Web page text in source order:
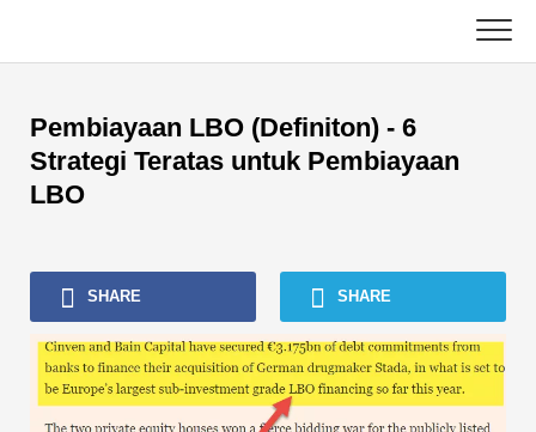
content
Tutorial Perakaunan
Tutorial Pengurusan Aset
Excel, VBA & Power BI
Tutorial Perbankan Pelaburan
Buku Teratas
Pembiayaan LBO (Definiton) - 6
Strategi Teratas untuk Pembiayaan
LBO
SHARE SHARE